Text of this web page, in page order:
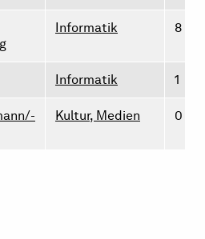
Informatik 8
Informatik 1
Kultur, Medien 0